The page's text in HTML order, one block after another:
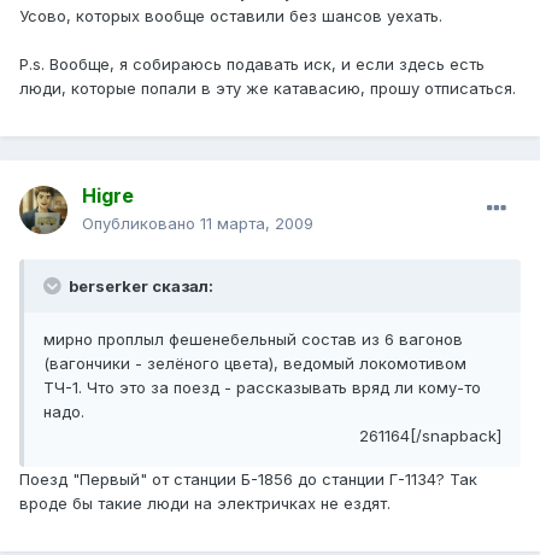
Усово, которых вообще оставили без шансов уехать.
P.s. Вообще, я собираюсь подавать иск, и если здесь есть
люди, которые попали в эту же катавасию, прошу отписаться.
Higre
Опубликовано 11 марта, 2009
berserker сказал:
мирно проплыл фешенебельный состав из 6 вагонов
(вагончики - зелёного цвета), ведомый локомотивом
ТЧ-1. Что это за поезд - рассказывать вряд ли кому-то
надо.
261164[/snapback]
Поезд "Первый" от станции Б-1856 до станции Г-1134? Так
вроде бы такие люди на электричках не ездят.